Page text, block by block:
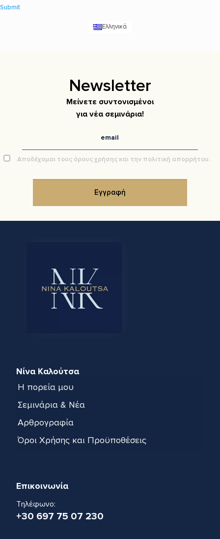
Newsletter
Μείνετε συντονισμένοι
για νέα σεμινάρια!
Αποδέχομαι τους όρους χρήσης και την πολιτική απορρήτου.
Νίνα Καλούτσα
Η πορεία μου
Σεμινάρια & Νέα
Αρθρογραφία
Όροι Χρήσης και Προϋποθέσεις
Επικοινωνία
Τηλέφωνο:
+30 697 75 07 230
Submit
Ελληνικά